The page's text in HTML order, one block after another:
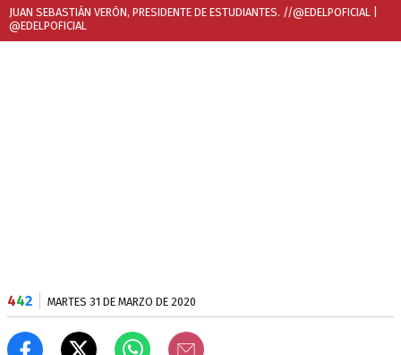
JUAN SEBASTIÁN VERÓN, PRESIDENTE DE ESTUDIANTES. //@EDELPOFICIAL
@EDELPOFICIAL
442 MARTES 31 DE MARZO DE 2020